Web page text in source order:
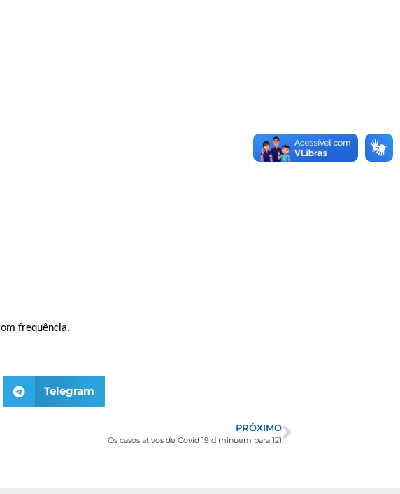
frequência.
Telegram
PRÓXIMO
Os casos ativos de Covid 19 diminuem para 121